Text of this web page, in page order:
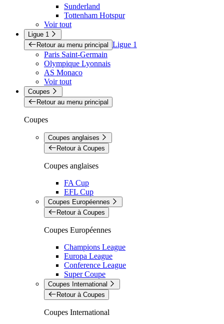
Sunderland
Tottenham Hotspur
Voir tout
Ligue 1
Retour au menu principal Ligue 1
Paris Saint-Germain
Olympique Lyonnais
AS Monaco
Voir tout
Coupes
Retour au menu principal
Coupes
Coupes anglaises
Retour à Coupes
Coupes anglaises
FA Cup
EFL Cup
Coupes Européennes
Retour à Coupes
Coupes Européennes
Champions League
Europa League
Conference League
Super Coupe
Coupes International
Retour à Coupes
Coupes International